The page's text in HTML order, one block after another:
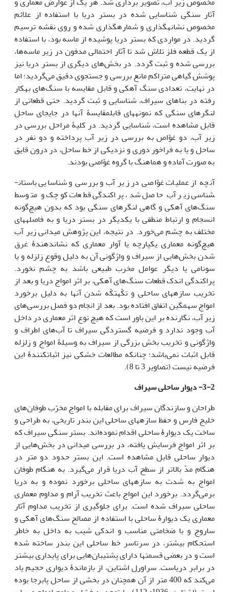
آثار سنگی شناسایی شده در بستر دریا با استفاده از علائم
مخصوص نشانه­گذاری و شماره­گذاری شده و روی نقشه ترسیم
گردید. در مواردی که بستر دریا پوشیده از ماسه بود، با استفاده
از یک قطعه فلز تلاش شد تا آثار احتمالی مدفون در زیر ماسه‌ها،
بررسی شده و ثبت گردد. در بخش‌های دیگری از بستر دریا نیز
پوشش گیاهی متراکم مانع بررسی و جستجوی دقیق می‌گردید؛ اما
در نهایت، تعدادی سنگ‌ آهکی و قابل مقایسه با سنگ‌های به­کار
رفته در بناهای سیراف، شناسایی و ثبت گردید. حتی قطعاتی از
لنگرهای سنگی که نمونه­های قابل­مقایسۀ آنها در جای­جای ساحل
قابل مشاهده است، شناسایی گردید. در کلیۀ مراحل بررسی در
زیر آب، دو غوّاص به بررسی در زیر آب پرداخته و دو نفر در
ساحل و یا به فراخور دوری و نزدیکی از خط ساحل، در درون قایق
به صورت آماده و هماهنگ با گروه غوّاصی بودند.
آنچه از عملیات غوّاصی در زیر آب و بررسی و شناسایی باستان­
شناسی زیر آب حاصل شد، پراکندگی قطعات کوچک و متوسط
سنگ‌های آهکی و گاهی لنگرهای سنگی بود که بدون هیچ‌گونه
انسجام و ارتباط منطقی با یکدیگر در بستر دریا و به فاصله­های
مختلف به چشم می‌خورد. در نتیجه، این پژوهش میدانی زیر آب
هیچ‌گونه معماری یکپارچه یا آوار معماری که نشان­دهندۀ غرق
شدن بخش‌هایی از سیراف و واژگونی آن به دلیل وقوع زلزله و یا
سونامی یا دیگر عوامل مخرب طبیعی باشد به چشم نخورد.
پراکندگی اندک قطعات سنگ‌های آهکی، بر اثر امواج دریا و بعد از
تخریب سازه­های ساحلی و تکّه­تکّه شدن آنها به دلیل برخورد
امواج سهمگین اتفاق افتاده بود. بعد از انجام دو فصل بررسی‌های
زیر آب، نگارنده بر این باور است که هیچ نوع اثر معماری در داخل
آب وجود ندارد و فرضیه گستردگی سیراف تا آب‌های اطراف و
واژگونی و تخریب بخش بزرگی از سیراف به وسیلۀ امواج و زلزله
قابل اثبات نمی‌باشد؛ چنان­که مطالعات خشکی نیز اثبات­کنندۀ این
فرضیه نیست (تصاویر 3 تا 8).
3-2- دیوار ساحلی سیراف
طراحان و سازندگان سیراف برای مقابله با امواج مخرّب طوفان‌های
خلیج فارس و حفظ سازه­های ساحلی این بندر تاریخی، به طراحی و
ساخت یک دیوارۀ ساحلی اقدام نموده‌اند. بستر سنگی سیراف که
بر اثر امواج فرسایش یافته، در بررسی میدانی در بخش‌هایی از
دیوار ساحلی قابل مشاهده است. این بستر حدود دو متر در
هنگام مدّ بالاتر از سطح آب دریا قرار می‌گیرد. به هنگام طوفان
امواج به شدت به سازه­های ساحلی برخورد نموده و به دریا
برمی‌گردد. برخورد این امواج باعث تخریب آرام و مداوم معماری
ساحلی سیراف شده است. برای جلوگیری از تخریب مداوم آثار
معماری یک دیوارۀ ساحلی با استفاده از مصالح سنگ‌های آهکی و
ساروج و با ضخامتی مناسب و اندکی شیب به داخل به خاطر
استحکام بیشتر، در سرتاسر خط ساحلی این بندر ساخته شده
است و در بعضی قسمت­ها دارای پشتیبان‌هایی برای پایداری بیشتر
در برابر دریاست. سراورل اشتاین، از بازماندۀ دیواری حجیم یاد
می‌کند که 400 متر از آن همچنان در بخشی از ساحل پابرجا بوده